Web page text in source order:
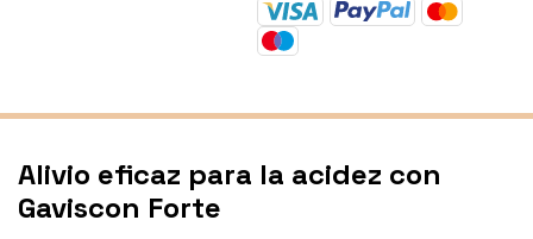
Alivio eficaz para la acidez con
Gaviscon Forte